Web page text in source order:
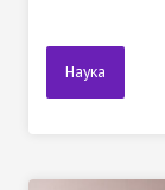
Наука